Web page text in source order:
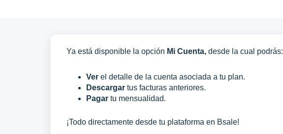
Ya está disponible la opción Mi Cuenta, desde la cual podrás:
Ver el detalle de la cuenta asociada a tu plan.
Descargar tus facturas anteriores.
Pagar tu mensualidad.
¡Todo directamente desde tu plataforma en Bsale!